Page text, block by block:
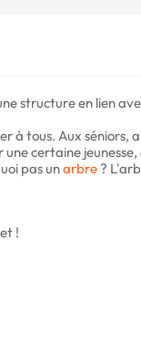
structure en lien
à tous. Aux séniors,
certaine jeunesse,
pas unarbre ?
!